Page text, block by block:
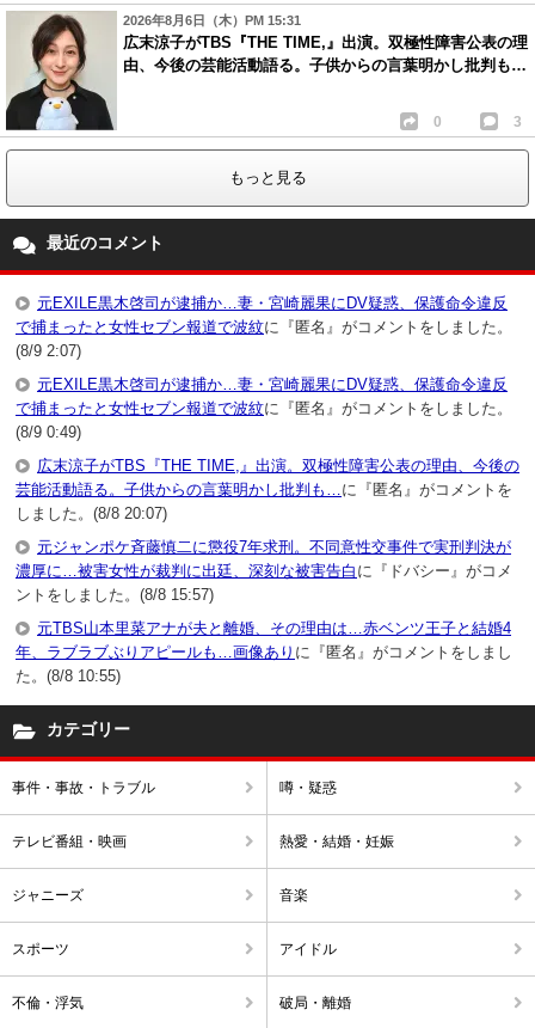
2026年8月6日（木）PM 15:31
広末涼子がTBS『THE TIME,』出演。双極性障害公表の理
由、今後の芸能活動語る。子供からの言葉明かし批判も…
0 3
もっと見る
最近のコメント
元EXILE黒木啓司が逮捕か…妻・宮崎麗果にDV疑惑、保護命令違反
で捕まったと女性セブン報道で波紋に『匿名』がコメントをしました。
(8/9 2:07)
元EXILE黒木啓司が逮捕か…妻・宮崎麗果にDV疑惑、保護命令違反
で捕まったと女性セブン報道で波紋に『匿名』がコメントをしました。
(8/9 0:49)
広末涼子がTBS『THE TIME,』出演。双極性障害公表の理由、今後の
芸能活動語る。子供からの言葉明かし批判も… に『匿名』がコメントを
しました。(8/8 20:07)
元ジャンポケ斉藤慎二に懲役7年求刑。不同意性交事件で実刑判決が
濃厚に…被害女性が裁判に出廷、深刻な被害告白 に『ドバシー』がコメ
ントをしました。(8/8 15:57)
元TBS山本里菜アナが夫と離婚、その理由は…赤ベンツ王子と結婚4
年、ラブラブぶりアピールも…画像あり に『匿名』がコメントをしまし
た。(8/8 10:55)
カテゴリー
事件・事故・トラブル 噂・疑惑
テレビ番組・映画 熱愛・結婚・妊娠
ジャニーズ 音楽
スポーツ アイドル
不倫・浮気 破局・離婚